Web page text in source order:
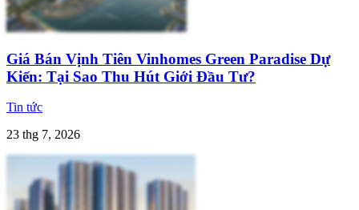
Giá Bán Vịnh Tiên Vinhomes Green Paradise Dự
Kiến: Tại Sao Thu Hút Giới Đầu Tư?
Tin tức
23 thg 7, 2026